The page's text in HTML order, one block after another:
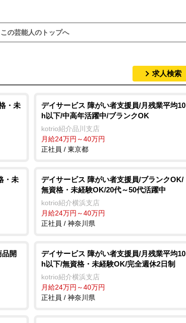
この芸能人のトップへ
求人検索
・未
デイサービス 障がい者支援員/月残業平均10
h以下/中高年活躍中/ブランクOK
kotrio紹介品川支店
月給24万円～40万円
正社員 / 東京都
・未
デイサービス 障がい者支援員/ブランクOK/
無資格・未経験OK/20代～50代活躍中
kotrio紹介横浜支店
月給24万円～40万円
正社員 / 神奈川県
開
デイサービス 障がい者支援員/月残業平均10
h以下/無資格・未経験OK/完全週休2日制
kotrio紹介横浜支店
月給24万円～40万円
正社員 / 神奈川県